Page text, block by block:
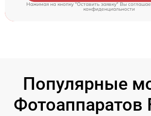
Нажимая на кнопку "Оставить заявку" Вы
конфиденциальности
Популярные
Фотоаппаратов